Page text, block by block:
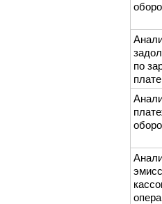
по
плате